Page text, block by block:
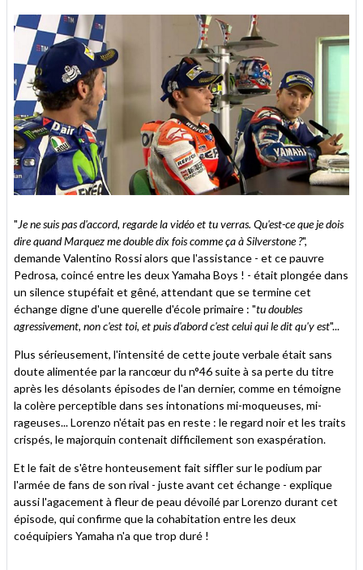
"Je ne suis pas d'accord, regarde la vidéo et tu verras. Qu'est-ce que je dois
dire quand Marquez me double dix fois comme ça à Silverstone ?",
demande Valentino Rossi alors que l'assistance - et ce pauvre
Pedrosa, coincé entre les deux Yamaha Boys ! - était plongée dans
un silence stupéfait et gêné, attendant que se termine cet
échange digne d'une querelle d'école primaire : "tu doubles
agressivement, non c'est toi, et puis d'abord c'est celui qui le dit qu'y est"...
Plus sérieusement, l'intensité de cette joute verbale était sans
doute alimentée par la rancœur du n°46 suite à sa perte du titre
après les désolants épisodes de l'an dernier, comme en témoigne
la colère perceptible dans ses intonations mi-moqueuses, mi-
rageuses... Lorenzo n'était pas en reste : le regard noir et les traits
crispés, le majorquin contenait difficilement son exaspération.
Et le fait de s'être honteusement fait siffler sur le podium par
l'armée de fans de son rival - juste avant cet échange - explique
aussi l'agacement à fleur de peau dévoilé par Lorenzo durant cet
épisode, qui confirme que la cohabitation entre les deux
coéquipiers Yamaha n'a que trop duré !